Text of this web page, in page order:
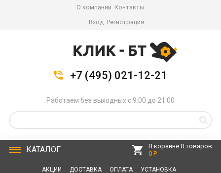
О компании Контакты
Вход Регистрация
+7 (495) 021-12-21
Работаем без выходных с 9:00 до 21:00
КАТАЛОГ
В корзине 0 товаров
0 Р
АКЦИИ ДОСТАВКА ОПЛАТА УСТАНОВКА